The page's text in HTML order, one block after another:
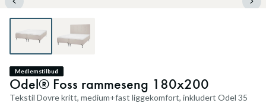
Medlemstilbud
Odel® Foss rammeseng 180x200
Tekstil Dovre kritt, medium+fast liggekomfort, inkludert Odel 35